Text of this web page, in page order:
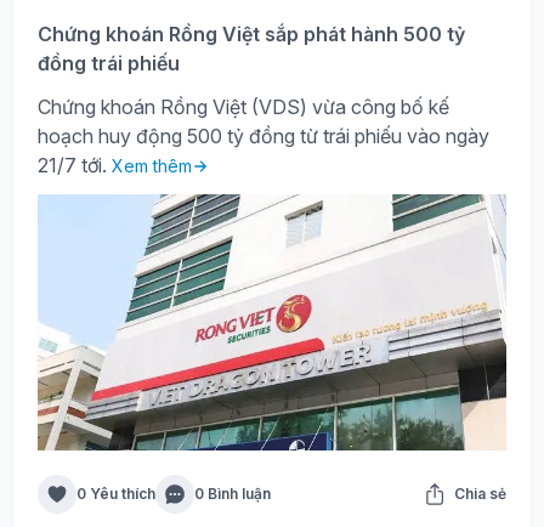
Chứng khoán Rồng Việt sắp phát hành 500 tỷ
đồng trái phiếu
Chứng khoán Rồng Việt (VDS) vừa công bố kế
hoạch huy động 500 tỷ đồng từ trái phiếu vào ngày
21/7 tới. Xem thêm
0 Yêu thích 0 Bình luận Chia sẻ